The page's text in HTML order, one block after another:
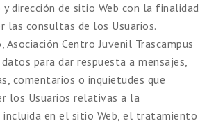
dirección de sitio Web con la finalidad
las consultas de los Usuarios.
Asociación Centro Juvenil Trascampus
para dar respuesta a mensajes,
comentarios o inquietudes que
los Usuarios relativas a la
en el sitio Web, el tratamiento